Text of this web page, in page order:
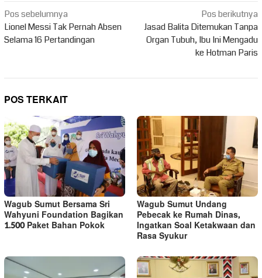
Navigasi
pos
Pos sebelumnya
Lionel Messi Tak Pernah Absen
Selama 16 Pertandingan
Pos berikutnya
Jasad Balita Ditemukan Tanpa
Organ Tubuh, Ibu Ini Mengadu
ke Hotman Paris
POS TERKAIT
Wagub Sumut Bersama Sri
Wahyuni Foundation Bagikan
1.500 Paket Bahan Pokok
Wagub Sumut Undang
Pebecak ke Rumah Dinas,
Ingatkan Soal Ketakwaan dan
Rasa Syukur